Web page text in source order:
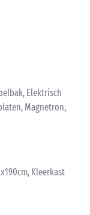
Elektrisch
Magnetron,
Kleerkast